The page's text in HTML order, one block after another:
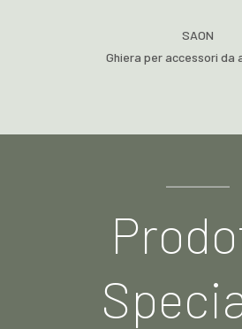
SAON
Ghiera per accessori da